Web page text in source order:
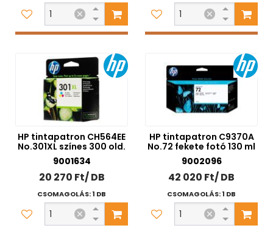
HP tintapatron CH564EE
No.301XL színes 300 old.
9001634
20 270 Ft/ DB
CSOMAGOLÁS: 1 DB
HP tintapatron C9370A
No.72 fekete fotó 130 ml
9002096
42 020 Ft/ DB
CSOMAGOLÁS: 1 DB